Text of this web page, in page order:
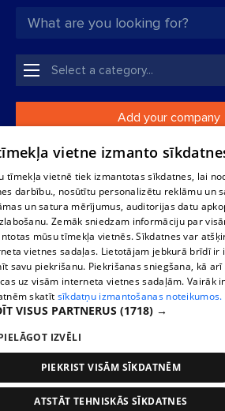
Add your company
If your company is not in our
Reproduction, or distribution of 1188
information contained in the database,
any form is strictly prohibited. Also
prohibited. Reproduction of any material
website 1188 is strictly forbidden without
1188 website.
Vortal assistance service: e-mail -
ElaboratedSIA Helio Media2004-2026
vietne izmanto
tīmekļa vietnē tiek izmantotas sīkdatnes, lai
darbību., nosūtītu personalizētu reklāmu un
un satura mērījumus, auditorijas datu
Zemāk sniedzam informāciju par
mūsu tīmekļa vietnēs. Sīkdatnes var
vietnes sadaļas. Lietotājam jebkurā brīdī
savu piekrišanu. Piekrišanas sniegšana, kā
uz visām interneta vietnes sadaļām. Vairāk
skatīt sīkdatņu izmantošanas noteikumos.
VISUS PARTNERUS (1718) →
IZVĒLI
PIEKRIST VISĀM SĪKDATNĒM
ATSTĀT TEHNISKĀS SĪKDATNES